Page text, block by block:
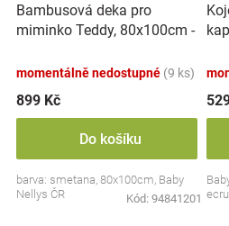
Bambusová deka pro
miminko Teddy, 80x100cm -
momentálně nedostupné (9 ks)
899 Kč
Do košíku
barva: smetana, 80x100cm, Baby
Nellys ČR
Kód: 94841201